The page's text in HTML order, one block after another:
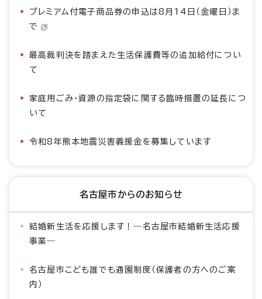
プレミアム付電子商品券の申込は8月14日（金曜日）ま
で
最高裁判決を踏まえた生活保護費等の追加給付につい
て
家庭用ごみ・資源の指定袋に関する臨時措置の延長につ
いて
令和8年熊本地震災害義援金を募集しています
名古屋市からのお知らせ
結婚新生活を応援します！―名古屋市結婚新生活応援
事業―
名古屋市こども誰でも通園制度（保護者の方へのご案
内）